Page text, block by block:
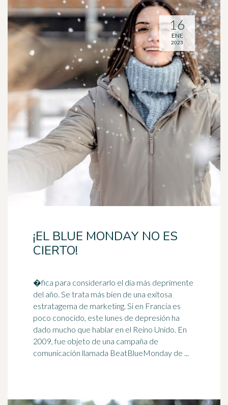
¡EL BLUE MONDAY NO ES
CIERTO!
�fica para considerarlo el día más deprimente
del año. Se trata más bien de una exitosa
estratagema de marketing. Si en Francia es
poco conocido, este lunes de depresión ha
dado mucho que hablar en el Reino Unido. En
2009, fue objeto de una campaña de
comunicación llamada BeatBlueMonday de ...
16
ENE
2023